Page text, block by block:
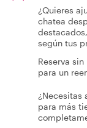
¿Quieres
chatea
según tus
Reserva
para un
¿Necesitas
para más